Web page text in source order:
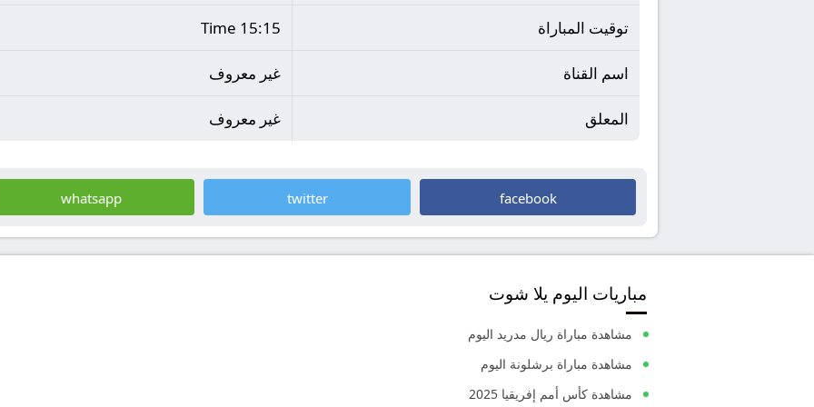
توقيت المباراة 15:15 Time
اسم القناة غير معروف
المعلق غير معروف
facebook
twitter
whatsapp
مباريات اليوم يلا شوت
مشاهدة مباراة ريال مدريد اليوم
مشاهدة مباراة برشلونة اليوم
مشاهدة كأس أمم إفريقيا 2025